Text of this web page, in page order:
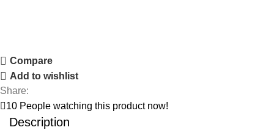
Compare
Add to wishlist
Share:
10 People watching this product now!
Description